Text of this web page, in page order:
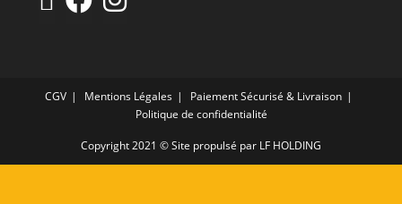
CGV Mentions Légales
Paiement Sécurisé & Livraison
Politique de confidentialité
Copyright 2021 © Site propulsé par LF HOLDING